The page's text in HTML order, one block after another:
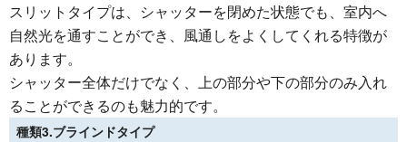
スリットタイプは、シャッターを閉めた状態でも、室内へ
自然光を通すことができ、風通しをよくしてくれる特徴が
あります。
シャッター全体だけでなく、上の部分や下の部分のみ入れ
ることができるのも魅力的です。
種類3.ブラインドタイプ